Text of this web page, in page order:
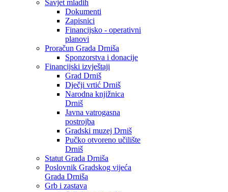
Savjet mladih
Dokumenti
Zapisnici
Financijsko - operativni
planovi
Proračun Grada Drniša
Sponzorstva i donacije
Financijski izvještaji
Grad Drniš
Dječji vrtić Drniš
Narodna knjižnica
Drniš
Javna vatrogasna
postrojba
Gradski muzej Drniš
Pučko otvoreno učilište
Drniš
Statut Grada Drniša
Poslovnik Gradskog vijeća
Grada Drniša
Grb i zastava